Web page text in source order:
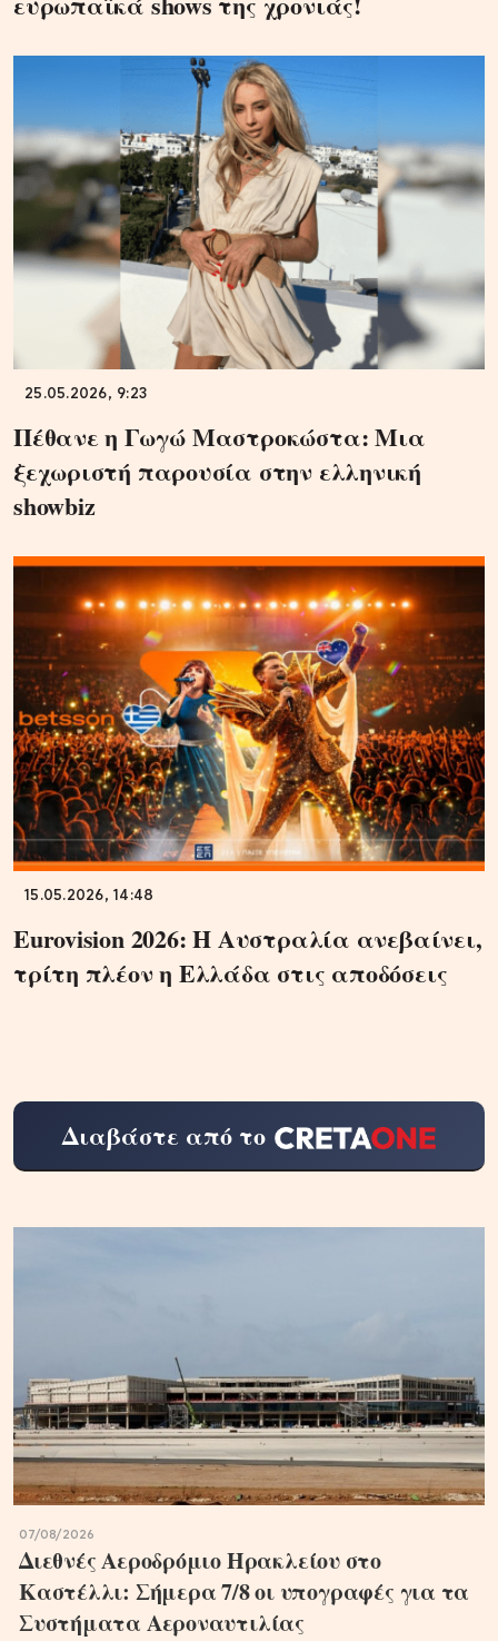
25.05.2026, 9:23
Πέθανε η Γωγώ Μαστροκώστα: Μια
ξεχωριστή παρουσία στην ελληνική
showbiz
15.05.2026, 14:48
Eurovision 2026: Η Αυστραλία ανεβαίνει,
τρίτη πλέον η Ελλάδα στις αποδόσεις
Διαβάστε από το
07/08/2026
Διεθνές Αεροδρόμιο Ηρακλείου στο
Καστέλλι: Σήμερα 7/8 οι υπογραφές για τα
Συστήματα Αεροναυτιλίας